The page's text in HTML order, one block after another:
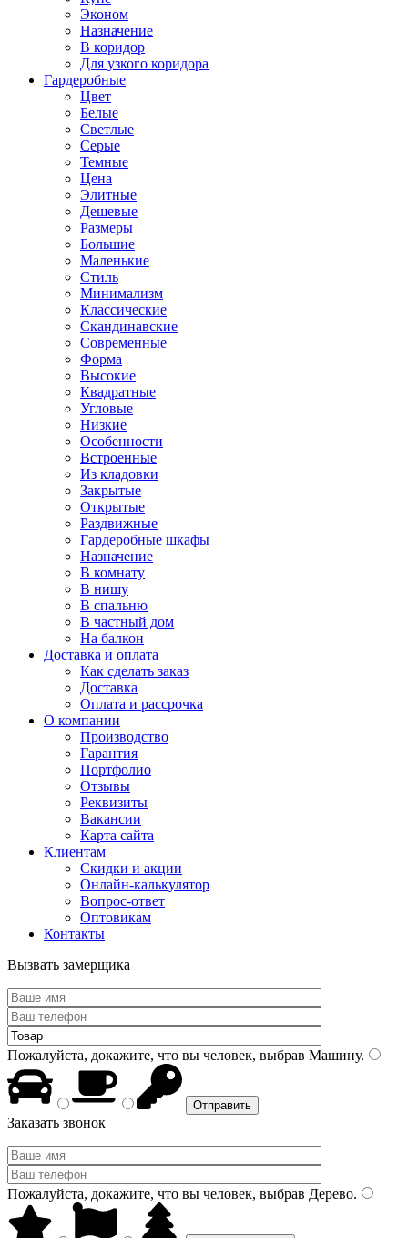
Эконом
Назначение
В коридор
Для узкого коридора
Гардеробные
Цвет
Белые
Светлые
Серые
Темные
Цена
Элитные
Дешевые
Размеры
Большие
Маленькие
Стиль
Минимализм
Классические
Скандинавские
Современные
Форма
Высокие
Квадратные
Угловые
Низкие
Особенности
Встроенные
Из кладовки
Закрытые
Открытые
Раздвижные
Гардеробные шкафы
Назначение
В комнату
В нишу
В спальню
В частный дом
На балкон
Доставка и оплата
Как сделать заказ
Доставка
Оплата и рассрочка
О компании
Производство
Гарантия
Портфолио
Отзывы
Реквизиты
Вакансии
Карта сайта
Клиентам
Скидки и акции
Онлайн-калькулятор
Вопрос-ответ
Оптовикам
Контакты
Вызвать замерщика
Пожалуйста, докажите, что вы человек, выбрав Машину.
Заказать звонок
Пожалуйста, докажите, что вы человек, выбрав Дерево.